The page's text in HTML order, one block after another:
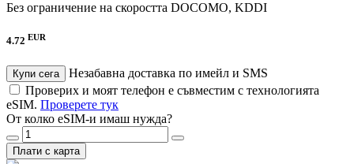
Без ограничение на скоростта DOCOMO, KDDI
4.72 EUR
Купи сега
Незабавна доставка по имейл и SMS
Проверих и моят телефон е съвместим с технологията
eSIM. Проверете тук
От колко eSIM-и имаш нужда?
Плати с карта